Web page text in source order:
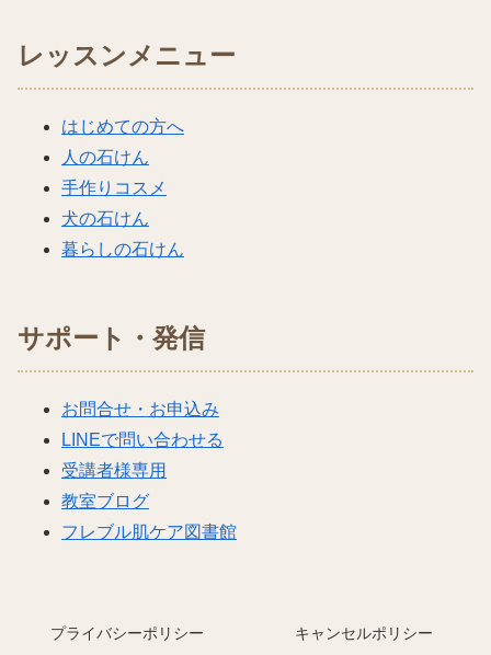
レッスンメニュー
はじめての方へ
人の石けん
手作りコスメ
犬の石けん
暮らしの石けん
サポート・発信
お問合せ・お申込み
LINEで問い合わせる
受講者様専用
教室ブログ
フレブル肌ケア図書館
プライバシーポリシー キャンセルポリシー